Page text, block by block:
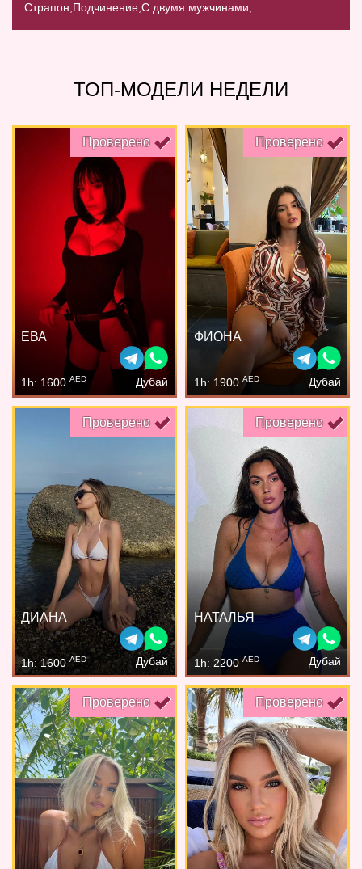
Страпон, Подчинение, С двумя мужчинами,
ТОП-МОДЕЛИ НЕДЕЛИ
Проверено
ЕВА
1h: 1600 AED Дубай
Проверено
ФИОНА
1h: 1900 AED Дубай
Проверено
ДИАНА
1h: 1600 AED Дубай
Проверено
НАТАЛЬЯ
1h: 2200 AED Дубай
Проверено Проверено